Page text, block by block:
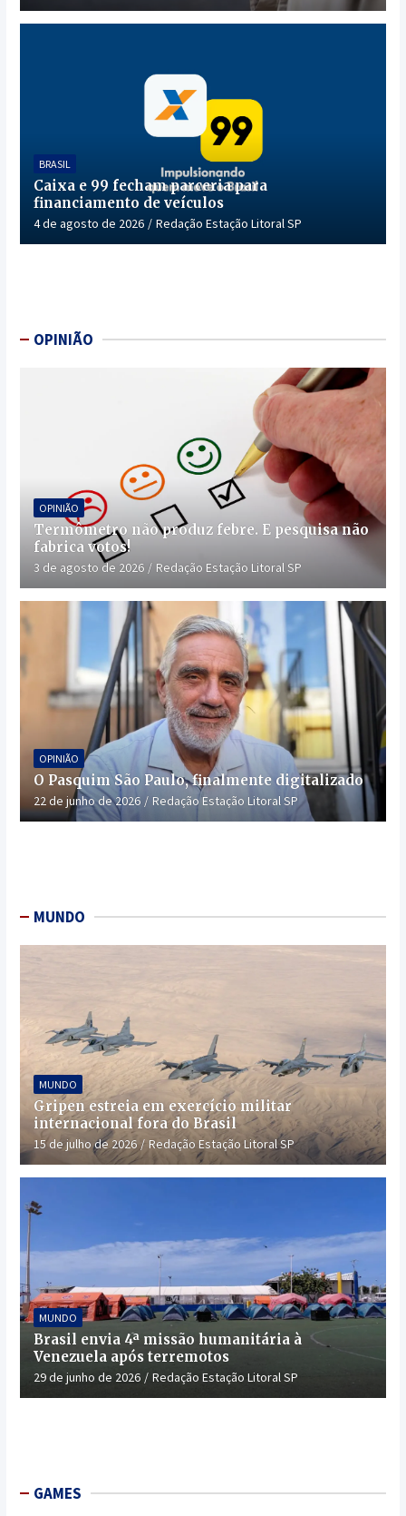
BRASIL
Caixa e 99 fecham parceria para
financiamento de veículos
4 de agosto de 2026 Redação Estação Litoral SP
OPINIÃO
OPINIÃO
Termômetro não produz febre. E pesquisa não
fabrica votos!
3 de agosto de 2026 Redação Estação Litoral SP
OPINIÃO
O Pasquim São Paulo, finalmente digitalizado
22 de junho de 2026 Redação Estação Litoral SP
MUNDO
MUNDO
Gripen estreia em exercício militar
internacional fora do Brasil
15 de julho de 2026 Redação Estação Litoral SP
MUNDO
Brasil envia 4ª missão humanitária à
Venezuela após terremotos
29 de junho de 2026 Redação Estação Litoral SP
GAMES